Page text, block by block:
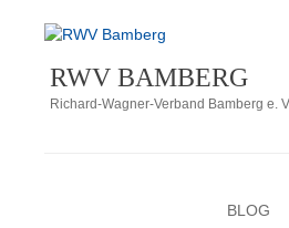
Zum
springen
RWV BAMBERG
Richard-Wagner-Verband Bamberg e. V.
BLOG